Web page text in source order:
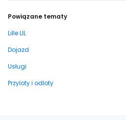
Powiązane tematy
Lille LIL
Dojazd
Usługi
Przyloty i odloty